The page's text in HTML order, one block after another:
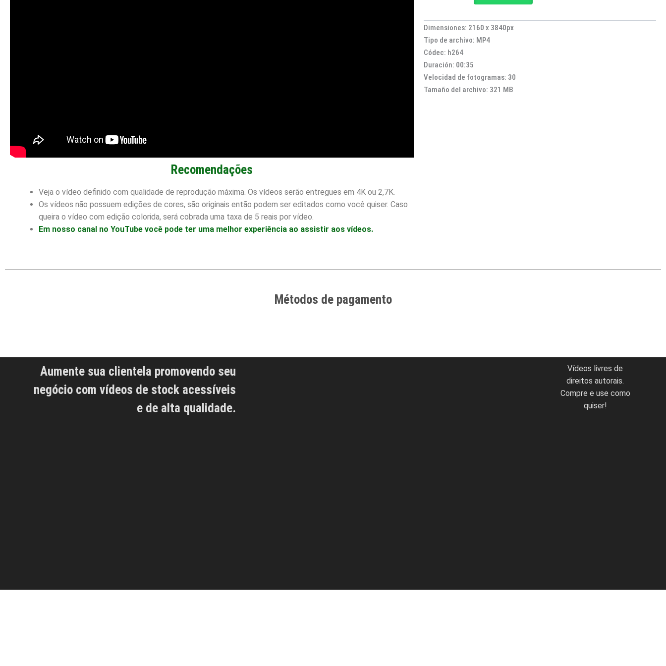
Recomendações
Veja o vídeo definido com qualidade de reprodução máxima. Os vídeos serão entregues em 4K ou 2,7K.
Os vídeos não possuem edições de cores, são originais então podem ser editados como você quiser. Caso
queira o vídeo com edição colorida, será cobrada uma taxa de 5 reais por vídeo.
Em nosso canal no YouTube você pode ter uma melhor experiência ao assistir aos vídeos.
Dimensiones: 2160 x 3840px
Tipo de archivo: MP4
Códec: h264
Duración: 00:35
Velocidad de fotogramas: 30
Tamaño del archivo: 321 MB
Métodos de pagamento
Aumente sua clientela promovendo seu
negócio com vídeos de stock acessíveis
e de alta qualidade.
Vídeos livres de
direitos autorais.
Compre e use como
quiser!